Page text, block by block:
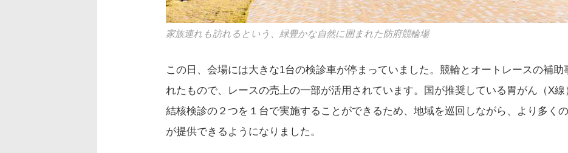
家族連れも訪れるという、緑豊かな自然に囲まれた防府競輪場
この日、会場には大きな1台の検診車が停まっていました。競輪とオートレースの補助
れたもので、レースの売上の一部が活用されています。国が推奨している胃がん（X線
結核検診の２つを１台で実施することができるため、地域を巡回しながら、より多く
が提供できるようになりました。